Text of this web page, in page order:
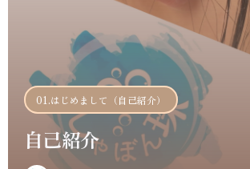
01.はじめまして（自己紹介）
自己紹介